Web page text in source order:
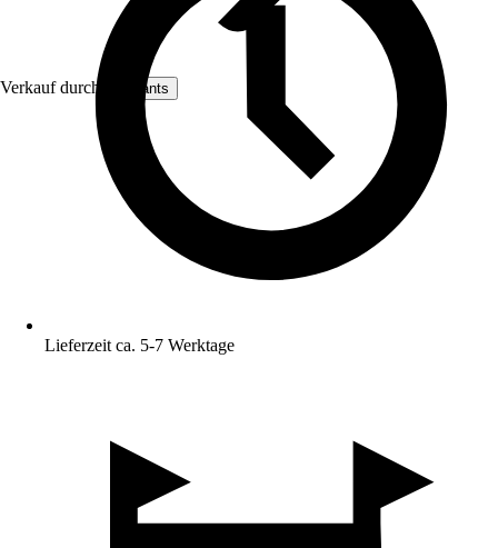
Verkauf durch: artplants
Lieferzeit ca. 5-7 Werktage